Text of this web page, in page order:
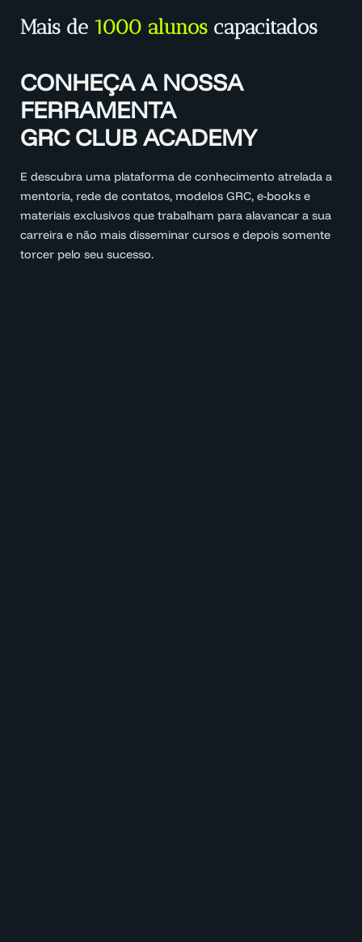
Mais de 1000 alunos capacitados
CONHEÇA A NOSSA
FERRAMENTA
GRC CLUB ACADEMY
E descubra uma plataforma de conhecimento atrelada a
mentoria, rede de contatos, modelos GRC, e-books e
materiais exclusivos que trabalham para alavancar a sua
carreira e não mais disseminar cursos e depois somente
torcer pelo seu sucesso.